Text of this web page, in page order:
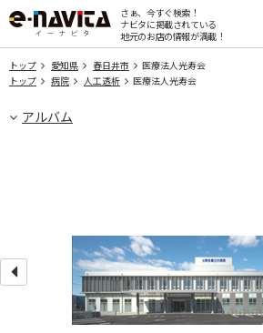
さぁ、今すぐ検索！
ナビタに掲載されている
地元のお店の情報が満載！
トップ 愛知県 春日井市
医療法人光寿会
トップ
病院 人工透析 医療法人光寿会
アルバム